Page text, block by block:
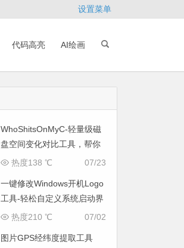
设置菜单
代码高亮 AI绘画
WhoShitsOnMyC-轻量级磁
盘空间变化对比工具，帮你
找出“吃掉”空间的罪魁祸首
07/23
热度138 ℃
一键修改Windows开机Logo
工具-轻松自定义系统启动界
面
07/02
热度210 ℃
图片GPS经纬度提取工具